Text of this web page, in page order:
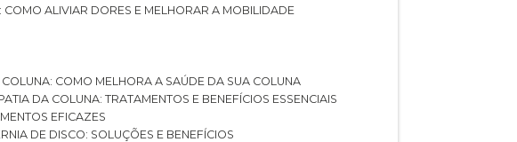
COMO ALIVIAR DORES E MELHORAR A MOBILIDADE
COLUNA: COMO MELHORA A SAÚDE DA SUA COLUNA
DA COLUNA: TRATAMENTOS E BENEFÍCIOS ESSENCIAIS
EFICAZES
DE DISCO: SOLUÇÕES E BENEFÍCIOS